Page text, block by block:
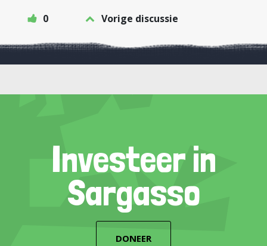
0 Vorige discussie
Investeer in
Sargasso
DONEER